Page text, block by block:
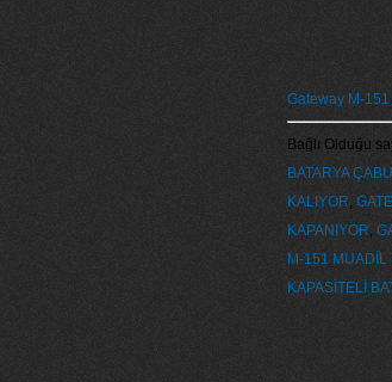
Gateway M-
Bağlı Olduğu
BATARYA
KALIYOR,
KAPANIYOR,
M-151 MUADİL
KAPASİTELİ